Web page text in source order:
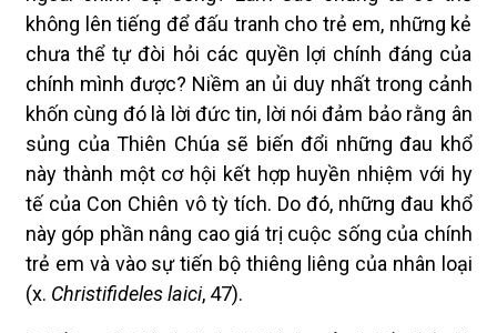
không lên tiếng để đấu tranh cho trẻ em, những kẻ
chưa thể tự đòi hỏi các quyền lợi chính đáng của
chính mình được? Niềm an ủi duy nhất trong cảnh
khốn cùng đó là lời đức tin, lời nói đảm bảo rằng ân
sủng của Thiên Chúa sẽ biến đổi những đau khổ
này thành một cơ hội kết hợp huyền nhiệm với hy
tế của Con Chiên vô tỳ tích. Do đó, những đau khổ
này góp phần nâng cao giá trị cuộc sống của chính
trẻ em và vào sự tiến bộ thiêng liêng của nhân loại
(x. Christifideles laici, 47).